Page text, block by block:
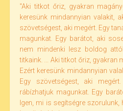
"Aki titkot őriz, gyakran
keresünk mindannyian valakit,
szövetségest, aki megért. Egy
magunkat. Egy barátot, aki
nem mindenki lesz boldog
titkaink. ... Aki titkot őriz, gyakran
Ezért keresünk mindannyian
Egy szövetségest, aki
rábízhatjuk magunkat. Egy
Igen, mi is segítségre